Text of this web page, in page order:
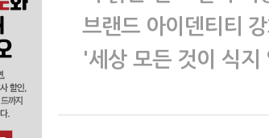
브랜드 아이덴티티
'세상 모든 것이 식지